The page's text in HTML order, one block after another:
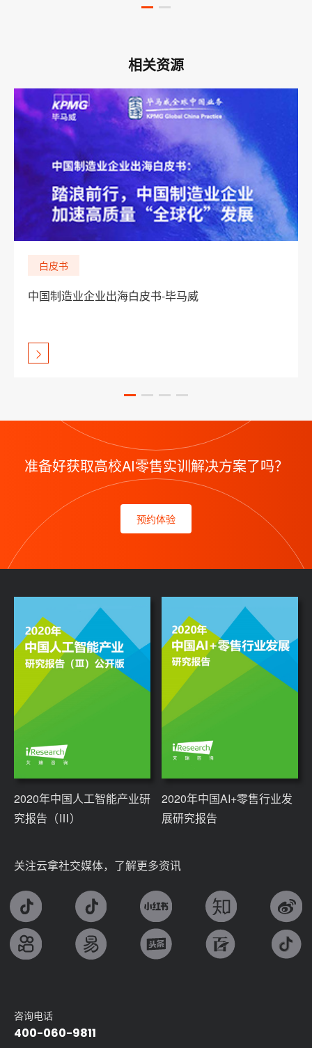
相关资源
白皮书
中国制造业企业出海白皮书-毕马威
准备好获取高校AI零售实训解决方案了吗？
预约体验
2020年中国人工智能产业研
究报告（Ⅲ）
2020年中国AI+零售行业发
展研究报告
关注云拿社交媒体，了解更多资讯
咨询电话
400-060-9811